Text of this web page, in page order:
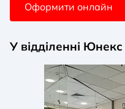
Оформити онлайн
У відділенні